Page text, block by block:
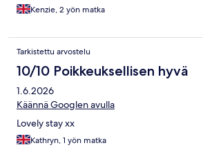
Kenzie, 2 yön matka
Tarkistettu arvostelu
10/10 Poikkeuksellisen hyvä
1.6.2026
Käännä Googlen avulla
Lovely stay xx
Kathryn, 1 yön matka